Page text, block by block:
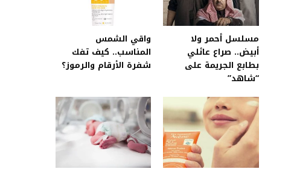
مسلسل أحمر ولا
أبيض.. صراع عائلي
بطابع الجريمة على
“شاهد”
واقي الشمس
المناسب.. كيف تفك
شفرة الأرقام والرموز؟